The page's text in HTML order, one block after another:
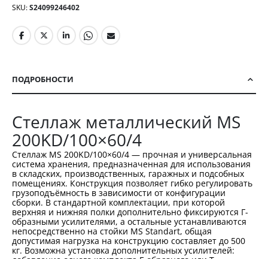
SKU S24099246402
ПОДРОБНОСТИ
Стеллаж металлический MS
200KD/100×60/4
Стеллаж MS 200KD/100×60/4 — прочная и универсальная
система хранения, предназначенная для использования
в складских, производственных, гаражных и подсобных
помещениях. Конструкция позволяет гибко регулировать
грузоподъёмность в зависимости от конфигурации
сборки. В стандартной комплектации, при которой
верхняя и нижняя полки дополнительно фиксируются Г-
образными усилителями, а остальные устанавливаются
непосредственно на стойки MS Standart, общая
допустимая нагрузка на конструкцию составляет до 500
кг. Возможна установка дополнительных усилителей: